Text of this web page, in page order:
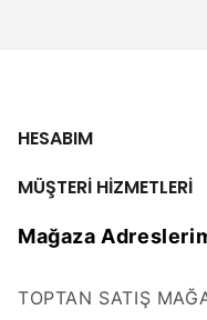
HESABIM
MÜŞTERİ HİZMETLERİ
Mağaza
TOPTAN SATIŞ